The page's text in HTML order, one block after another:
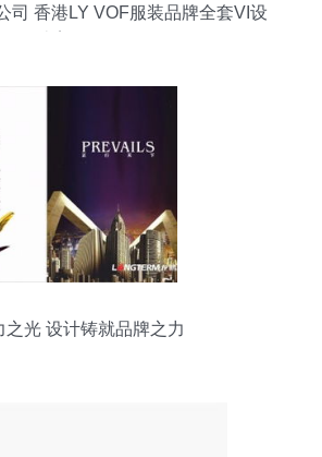
司 香港LY VOF服装品牌全套VI设
之光 设计铸就品牌之力